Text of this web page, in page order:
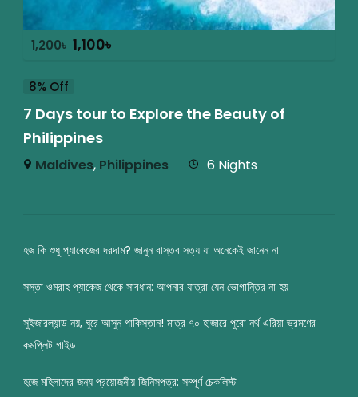
1,200৳1,100৳
8% Off
7 Days tour to Explore the Beauty of
Philippines
Maldives, Philippines 6 Nights
হজ কি শুধু প্যাকেজের দরদাম? জানুন বাস্তব সত্য যা অনেকেই জানেন না
সস্তা ওমরাহ প্যাকেজ থেকে সাবধান: আপনার যাত্রা যেন ভোগান্তির না হয়
সুইজারল্যান্ড নয়, ঘুরে আসুন পাকিস্তান! মাত্র ৭০ হাজারে পুরো নর্থ এরিয়া ভ্রমণের
কমপ্লিট গাইড
হজে মহিলাদের জন্য প্রয়োজনীয় জিনিসপত্র: সম্পূর্ণ চেকলিস্ট